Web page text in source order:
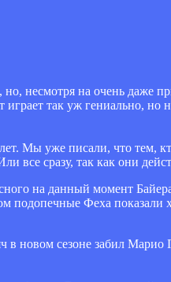
несмотря на очень даже
играет так уж гениально,
Мы уже писали, что тем,
сразу, так как они
на данный момент
подопечные Феха показали
новом сезоне забил Марио